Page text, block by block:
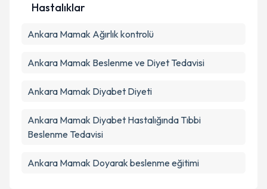
Hastalıklar
Ankara Mamak Ağırlık kontrolü
Ankara Mamak Beslenme ve Diyet Tedavisi
Ankara Mamak Diyabet Diyeti
Ankara Mamak Diyabet Hastalığında Tıbbi
Beslenme Tedavisi
Ankara Mamak Doyarak beslenme eğitimi